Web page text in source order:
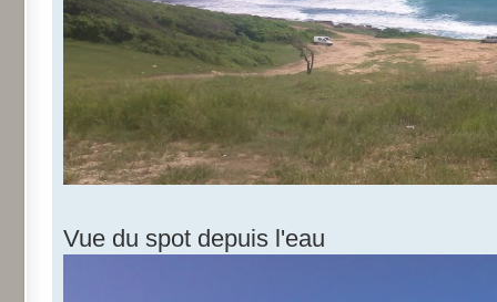
Vue du spot depuis l'eau